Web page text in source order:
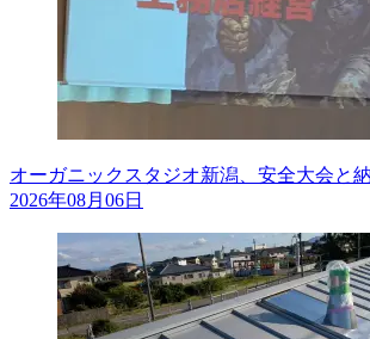
オーガニックスタジオ新潟、安全大会と
2026年08月06日